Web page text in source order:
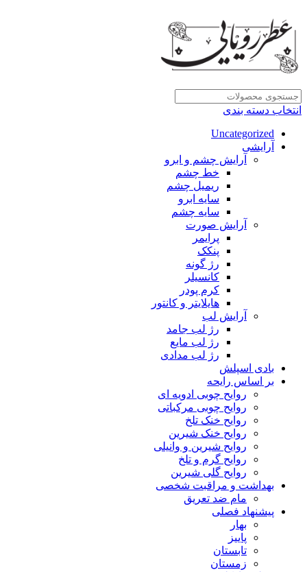
انتخاب دسته بندی
Uncategorized
آرایشی
آرایش چشم و ابرو
خط چشم
ریمیل چشم
سایه ابرو
سایه چشم
آرایش صورت
پرایمر
پنکک
رژ گونه
کانسیلر
کرم پودر
هایلایتر و کانتور
آرایش لب
رژ لب جامد
رژ لب مایع
رژ لب مدادی
بادی اسپلش
بر اساس رایحه
روایح چوبی ادویه ای
روایح چوبی مرکباتی
روایح خنک تلخ
روایح خنک شیرین
روایح شیرین و وانیلی
روایح گرم و تلخ
روایح گلی شیرین
بهداشت و مراقبت شخصی
مام ضد تعریق
پیشنهاد فصلی
بهار
پاییز
تابستان
زمستان